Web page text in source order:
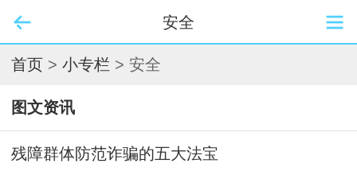
安全
首页 > 小专栏 > 安全
图文资讯
残障群体防范诈骗的五大法宝